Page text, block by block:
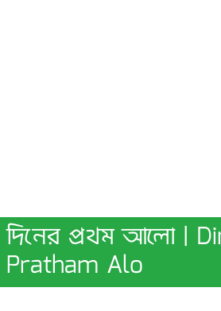
দিনের প্রথম আলো |
Pratham Alo